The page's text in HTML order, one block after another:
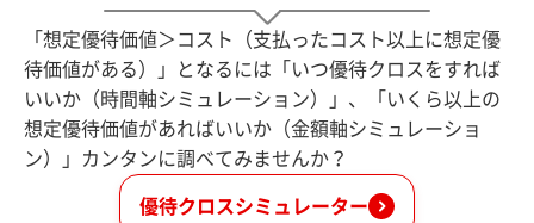
「想定優待価値＞コスト（支払ったコスト以上に想定優
待価値がある）」となるには「いつ優待クロスをすれば
いいか（時間軸シミュレーション）」、「いくら以上の
想定優待価値があればいいか（金額軸シミュレーショ
ン）」カンタンに調べてみませんか？
優待クロスシミュレーター